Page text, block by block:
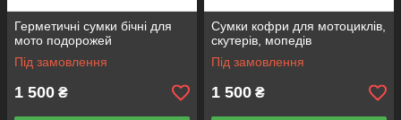
Герметичні сумки бічні для
мото подорожей
Під замовлення
1 500 ₴
Сумки кофри для мотоциклів,
скутерів, мопедів
Під замовлення
1 500 ₴